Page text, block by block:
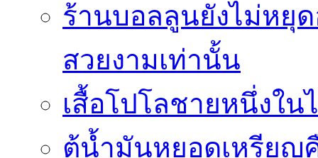
ร้านบอลลูนยังไม่หยุ
สวยงามเท่านั้น
เสื้อโปโลชายหนึ่งใ
ตู้น้ำมันหยอดเหรียญ